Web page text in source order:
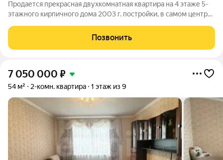
Продается прекрасная двухкомнатная квартира на 4 этаже 5-
этажного кирпичного дома 2003 г. постройки, в самом центре
Квартира улучшенной планировки, с высокими потолками и
удобной планировкой.
Позвонить
7 050 000 ₽
54 м² 2-комн. квартира 1 этаж из 9